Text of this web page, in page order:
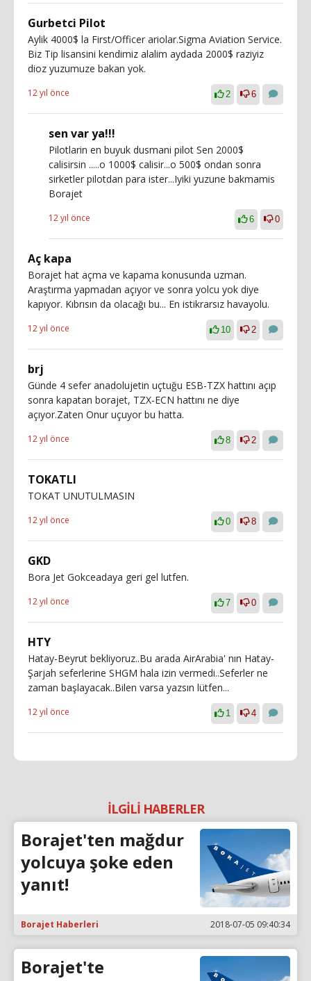
Gurbetci Pilot
Aylik 4000$ la First/Officer ariolar.Sigma Aviation Service.
Biz Tip lisansini kendimiz alalim aydada 2000$ raziyiz
dioz yuzumuze bakan yok.
12 yıl önce 2 6
sen var ya!!!
Pilotlarin en buyuk dusmani pilot Sen 2000$
calisirsin .....o 1000$ calisir...o 500$ ondan sonra
sirketler pilotdan para ister...Iyiki yuzune bakmamis
Borajet
12 yıl önce 6 0
Aç kapa
Borajet hat açma ve kapama konusunda uzman.
Araştırma yapmadan açıyor ve sonra yolcu yok diye
kapıyor. Kıbrısın da olacağı bu... En istikrarsız havayolu.
12 yıl önce 10 2
brj
Günde 4 sefer anadolujetin uçtuğu ESB-TZX hattını açıp
sonra kapatan borajet, TZX-ECN hattını ne diye
açıyor.Zaten Onur uçuyor bu hatta.
12 yıl önce 8 2
TOKATLI
TOKAT UNUTULMASIN
12 yıl önce 0 8
GKD
Bora Jet Gokceadaya geri gel lutfen.
12 yıl önce 7 0
HTY
Hatay-Beyrut bekliyoruz..Bu arada AirArabia' nın Hatay-
Şarjah seferlerine SHGM hala izin vermedi..Seferler ne
zaman başlayacak..Bilen varsa yazsın lütfen...
12 yıl önce 1 4
İLGİLİ HABERLER
Borajet'ten mağdur
yolcuya şoke eden
yanıt!
Borajet Haberleri 2018-07-05 09:40:34
Borajet'te